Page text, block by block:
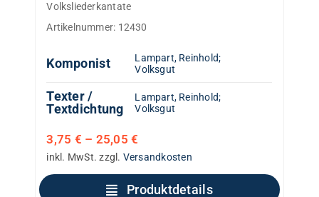
Volksliederkantate
Artikelnummer: 12430
Komponist Lampart, Reinhold;
Volksgut
Texter /
Textdichtung
Lampart, Reinhold;
Volksgut
3,75 € – 25,05€
inkl. MwSt. zzgl. Versandkosten
Produktdetails